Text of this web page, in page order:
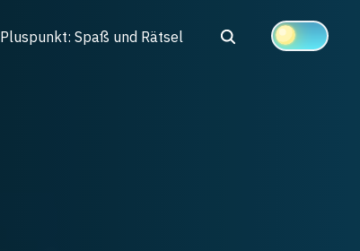
Pluspunkt: Spaß und Rätsel Search